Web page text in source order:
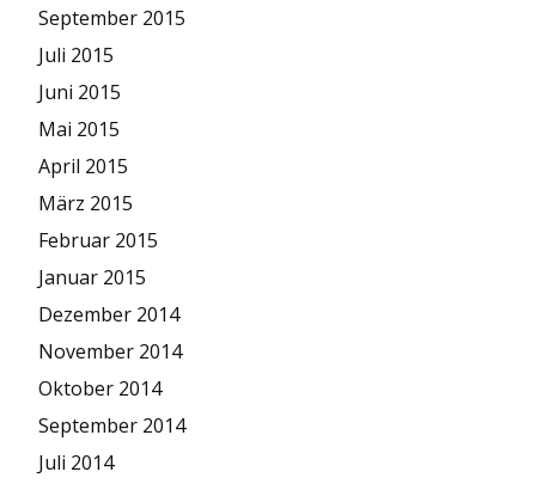
September 2015
Juli 2015
Juni 2015
Mai 2015
April 2015
März 2015
Februar 2015
Januar 2015
Dezember 2014
November 2014
Oktober 2014
September 2014
Juli 2014